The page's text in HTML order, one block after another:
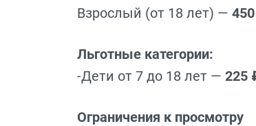
Взрослый (от 18 лет) —
Льготные категории:
-Дети от 7 до 18 лет — 225
Ограничения к просмотру